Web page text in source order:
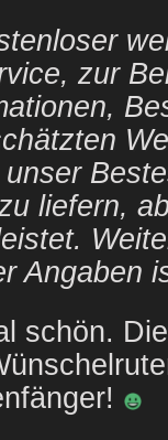
zur
liefern,
Angaben
schön.